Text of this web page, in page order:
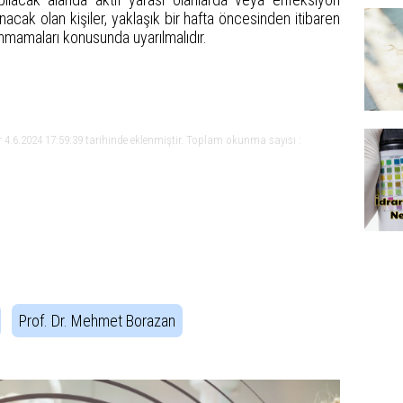
olan kişiler, yaklaşık bir hafta öncesinden itibaren
konusunda uyarılmalıdır.
4.6.2024 17:59:39 tarihinde eklenmiştir. Toplam okunma sayısı :
Prof. Dr. Mehmet Borazan